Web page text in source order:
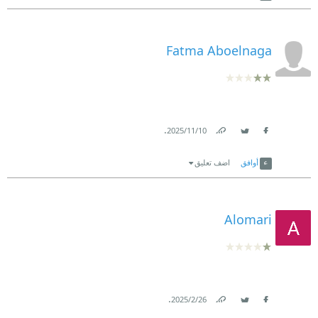
Fatma Aboelnaga
10‏/11‏/2025
.
أوافق اضف تعليق
Alomari
26‏/2‏/2025
.